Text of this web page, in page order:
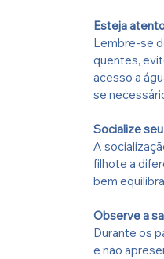
Esteja
Lembre-se
quentes,
acesso a
se
Socialize
A
filhote a
bem
Observe a
Durante os
e não